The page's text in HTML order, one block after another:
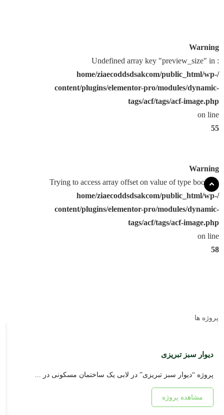
Warning
: Undefined array key "preview_size" in
/home/ziaecoddsdsakcom/public_html/wp-
content/plugins/elementor-pro/modules/dynamic-
tags/acf/tags/acf-image.php
on line
55
Warning
: Trying to access array offset on value of type bool in
/home/ziaecoddsdsakcom/public_html/wp-
content/plugins/elementor-pro/modules/dynamic-
tags/acf/tags/acf-image.php
on line
58
دیوار سبز تبریزی
پروژه “دیوار سبز تبریزی” در لابی یک ساختمان مسکونی در ...
مشاهده پروژه
پروژه ها